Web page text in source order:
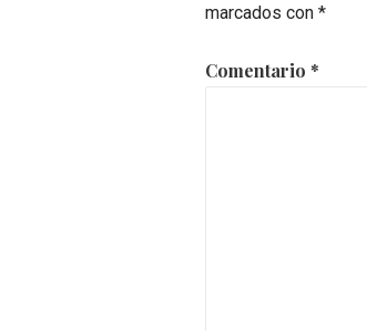
marcados con*
Comentario *